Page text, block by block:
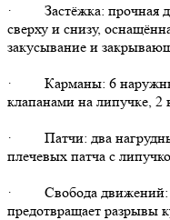
· Застёжка: прочная
сверху и снизу,
закусывание и
· Карманы: 6
клапанами на липучке, 2
· Патчи: два
плечевых патча с
· Свобода движений:
предотвращает разрывы